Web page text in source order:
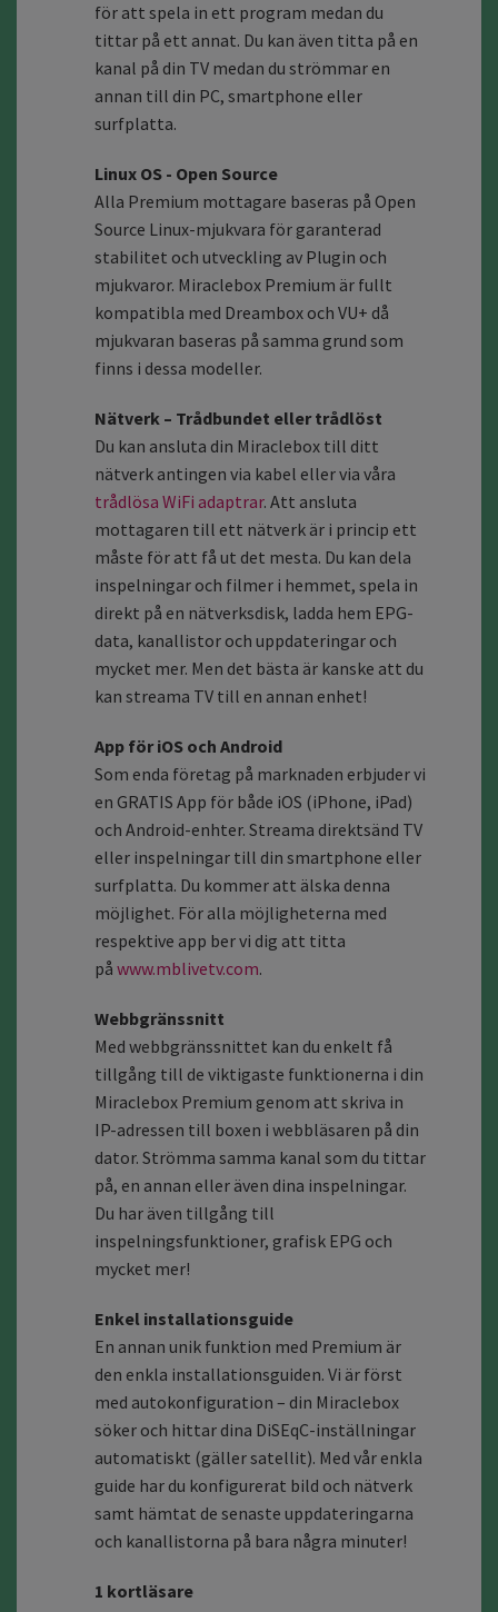
för att spela in ett program medan du
tittar på ett annat. Du kan även titta på en
kanal på din TV medan du strömmar en
annan till din PC, smartphone eller
surfplatta.
Linux OS - Open Source
Alla Premium mottagare baseras på Open
Source Linux-mjukvara för garanterad
stabilitet och utveckling av Plugin och
mjukvaror. Miraclebox Premium är fullt
kompatibla med Dreambox och VU+ då
mjukvaran baseras på samma grund som
finns i dessa modeller.
Nätverk – Trådbundet eller trådlöst
Du kan ansluta din Miraclebox till ditt
nätverk antingen via kabel eller via våra
trådlösa WiFi adaptrar. Att ansluta
mottagaren till ett nätverk är i princip ett
måste för att få ut det mesta. Du kan dela
inspelningar och filmer i hemmet, spela in
direkt på en nätverksdisk, ladda hem EPG-
data, kanallistor och uppdateringar och
mycket mer. Men det bästa är kanske att du
kan streama TV till en annan enhet!
App för iOS och Android
Som enda företag på marknaden erbjuder vi
en GRATIS App för både iOS (iPhone, iPad)
och Android-enhter. Streama direktsänd TV
eller inspelningar till din smartphone eller
surfplatta. Du kommer att älska denna
möjlighet. För alla möjligheterna med
respektive app ber vi dig att titta
på www.mblivetv.com.
Webbgränssnitt
Med webbgränssnittet kan du enkelt få
tillgång till de viktigaste funktionerna i din
Miraclebox Premium genom att skriva in
IP-adressen till boxen i webbläsaren på din
dator. Strömma samma kanal som du tittar
på, en annan eller även dina inspelningar.
Du har även tillgång till
inspelningsfunktioner, grafisk EPG och
mycket mer!
Enkel installationsguide
En annan unik funktion med Premium är
den enkla installationsguiden. Vi är först
med autokonfiguration – din Miraclebox
söker och hittar dina DiSEqC-inställningar
automatiskt (gäller satellit). Med vår enkla
guide har du konfigurerat bild och nätverk
samt hämtat de senaste uppdateringarna
och kanallistorna på bara några minuter!
1 kortläsare